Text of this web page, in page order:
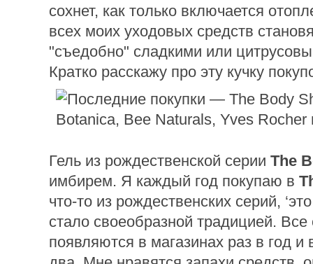
сохнет, как только включается
всех моих уходовых средств
"съедобно" сладкими или
Кратко расскажу про эту кучку
Гель из рождественской серии The
имбирем. Я каждый год покупаю в
что-то из рождественских серий,
стало своеобразной традицией. Все
появляются в магазинах раз в год и